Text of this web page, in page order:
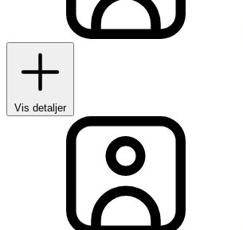
Vis detaljer